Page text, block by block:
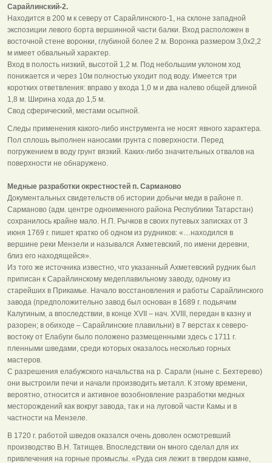
Сарайлинский-2.
Находится в 200 м к северу от Сарайлинского-1, на склоне западной
экспозиции левого борта вершинной части балки. Вход расположен в
восточной стене воронки, глубиной более 2 м. Воронка размером 3,0х2,2
м имеет обвальный характер.
Вход в полость низкий, высотой 1,2 м. Под небольшим уклоном ход
понижается и через 10м полностью уходит под воду. Имеется три
коротких ответвления: вправо у входа 1,0 м и два налево общей длиной
1,8 м. Ширина хода до 1,5 м.
Свод сферический, местами осыпной.
Следы применения какого-либо инструмента не носят явного характера.
Пол сплошь выполнен наносами грунта с поверхности. Перед
погружением в воду грунт вязкий. Каких-либо значительных отвалов на
поверхности не обнаружено.
Медные разработки окрестностей п. Сарманово
Документальных свидетельств об истории добычи меди в районе п.
Сарманово (адм. центре одноименного района Республики Татарстан)
сохранилось крайне мало. Н.П. Рычков в своих путевых записках от 3
июня 1769 г. пишет кратко об одном из рудников: «…находился в
вершине реки Мензели и назывался Ахметевский, по имени деревни,
близ его находящейся».
Из того же источника известно, что указанный Ахметевский рудник был
приписан к Сарайлинскому медеплавильному заводу, одному из
старейших в Прикамье. Начало восстановления и работы Сарайлинского
завода (предположительно завод был основан в 1689 г. подьячим
Калугиным, а впоследствии, в конце XVII – нач. XVIII, передан в казну и
разорен; в обиходе – Сарайлинские плавильни) в 7 верстах к северо-
востоку от Елабуги было положено размещенными здесь с 1711 г.
пленными шведами, среди которых оказалось несколько горных
мастеров.
С разрешения елабужского начальства на р. Сарали (ныне с. Бехтерево)
они выстроили печи и начали производить металл. К этому времени,
вероятно, относится и активное возобновление разработки медных
месторождений как вокруг завода, так и на луговой части Камы и в
частности на Мензеле.
В 1720 г. работой шведов оказался очень доволен осмотревший
производство В.Н. Татищев. Впоследствии он много сделал для их
привлечения на горные промыслы. «Руда сия лежит в твердом камне,